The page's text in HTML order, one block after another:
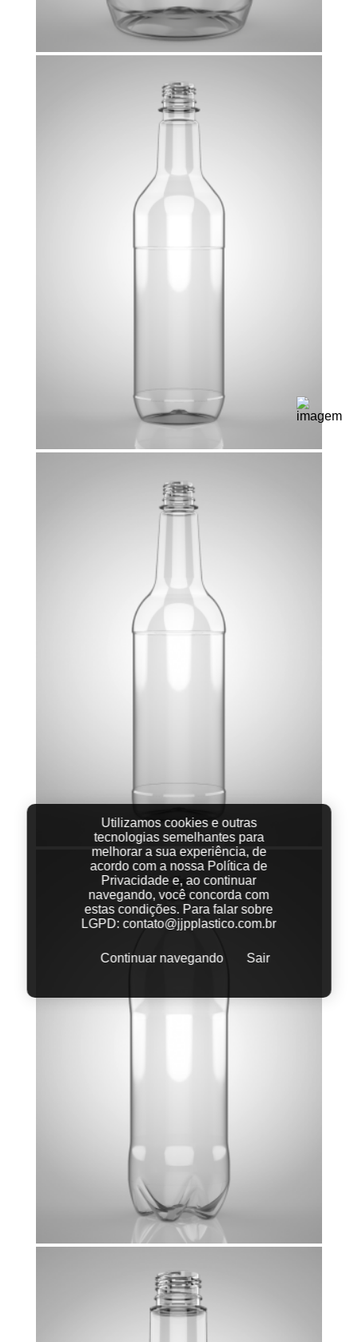
Utilizamos cookies e outras
tecnologias semelhantes para
melhorar a sua experiência, de
acordo com a nossa Política de
Privacidade e, ao continuar
navegando, você concorda com
estas condições. Para falar sobre
LGPD:contato@jjpplastico.com.br
Continuar navegando Sair